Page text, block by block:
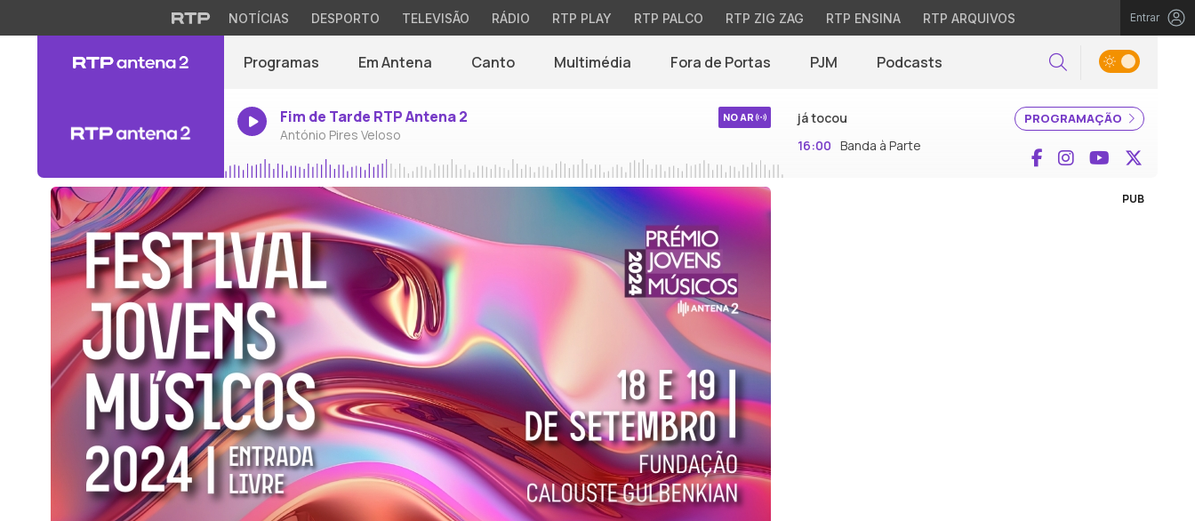
NOTÍCIAS DESPORTO TELEVISÃO RÁDIO RTP PLAY RTP PALCO RTP ZIG ZAG RTP ENSINA RTP ARQUIVOS Entrar
Programas Em Antena Canto Multimédia Fora de Portas PJM Podcasts Pesquisar
Fim de Tarde RTP Antena 2
António Pires Veloso
NO AR PROGRAMAÇÃO
já tocou
16:00 Banda à Parte Facebook
InstagramYouTube
PUB